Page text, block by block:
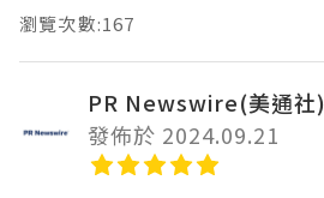
瀏覽次數:167
PR Newswire(美通社)
發佈於 2024.09.21